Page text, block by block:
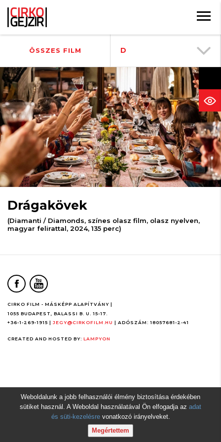
ÖSSZES FILM D
Drágakövek
(Diamanti / Diamonds, színes olasz film, olasz nyelven,
magyar felirattal, 2024, 135 perc)
CIRKO FILM - MÁSKÉPP ALAPÍTVÁNY |
1055 BUDAPEST, BALASSI B. U. 15-17.
+36-1-269-1915
JEGY@CIRKOFILM.HU ADÓSZÁM: 18057681-2-41
CREATED AND HOSTED BY: LAMPYON
Weboldalunk a jobb felhasználói élmény biztosítása érdekében
sütiket használ. A Weboldal használatával Ön elfogadja az adat
és süti-kezelésrevonatkozó irányelveket.